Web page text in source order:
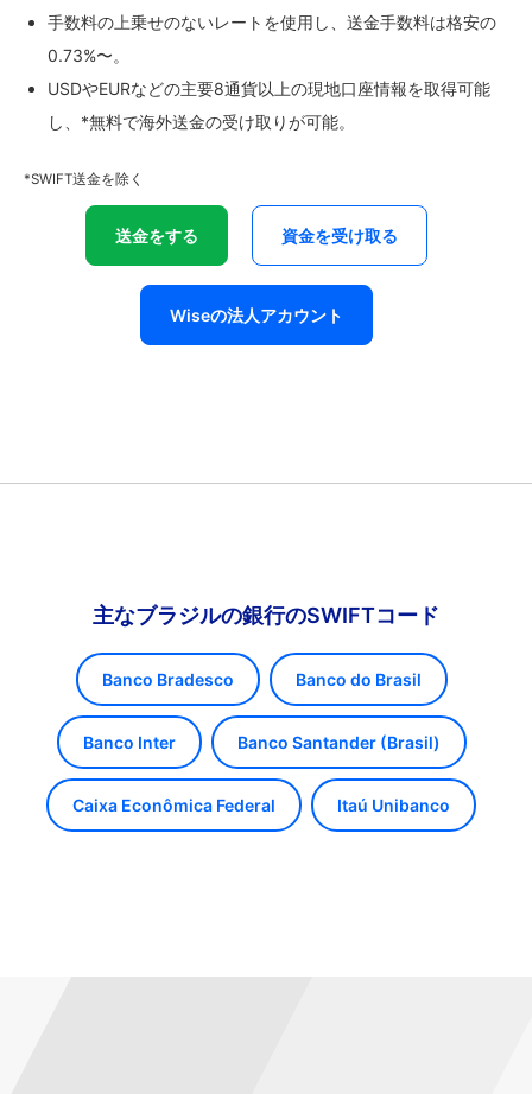
手数料の上乗せのないレートを使用し、送金手数料は格安の
0.73%〜。
USDやEURなどの主要8通貨以上の現地口座情報を取得可能
し、*無料で海外送金の受け取りが可能。
*SWIFT送金を除く
送金をする 資金を受け取る
Wiseの法人アカウント
主なブラジルの銀行のSWIFTコード
Banco Bradesco Banco do Brasil
Banco Inter Banco Santander (Brasil)
Caixa Econômica Federal Itaú Unibanco